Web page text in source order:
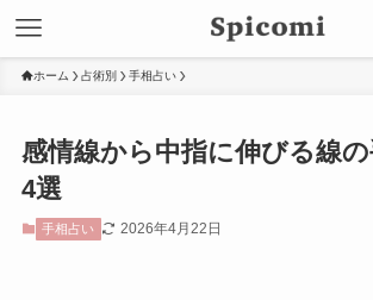
ホーム 占術別 手相占い
感情線から中指に伸びる線
4選
手相占い 2026年4月22日